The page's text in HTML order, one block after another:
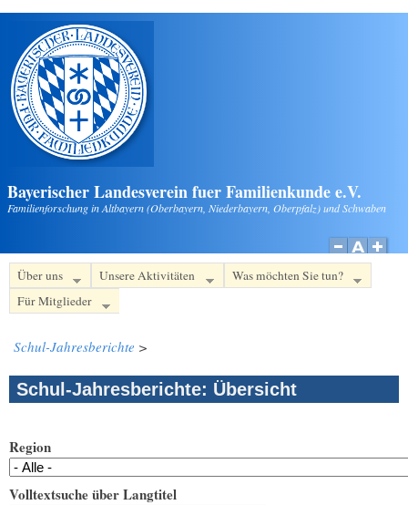
Direkt zum Inhalt
Bayerischer Landesverein fuer Familienkunde e.V.
Familienforschung in Altbayern (Oberbayern, Niederbayern, Oberpfalz) und Schwaben
Über uns Unsere Aktivitäten
Was möchten Sie tun?
Für Mitglieder
Schul-Jahresberichte >
Schul-Jahresberichte: Übersicht
Region
Volltextsuche über Langtitel